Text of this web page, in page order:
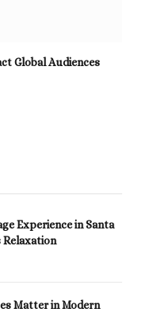
Global Audiences
Experience in Santa
Relaxation
Matter in Modern